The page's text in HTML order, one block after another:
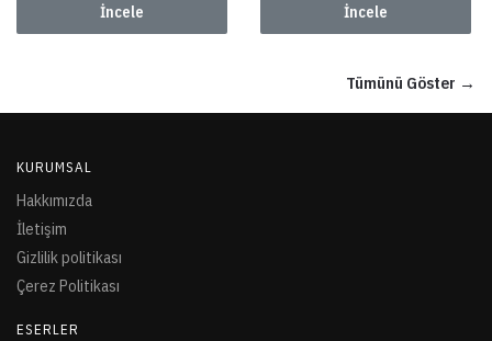
İncele İncele
Tümünü Göster →
KURUMSAL
Hakkımızda
İletişim
Gizlilik politikası
Çerez Politikası
ESERLER